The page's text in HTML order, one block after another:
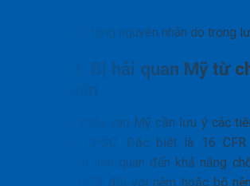
Chi phí tăng nguyên nhân do trọng
Rủi ro 3: Bị hải quan Mỹ từ
Nệm nhập khẩu vào Mỹ cần lưu ý các
phẩm của CPSC. Đặc biệt là 16
nệm/nệm lót liên quan đến khả năng
CFR Part 1633 đối với nệm hoặc bộ